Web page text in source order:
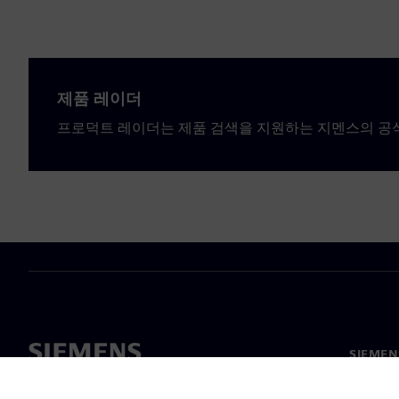
제품 레이더
프로덕트 레이더는 제품 검색을 지원하는 지멘스의 공